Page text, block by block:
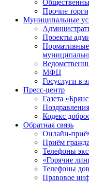
Прочие
Муниципальные
Проекты
Нормативные
МФЦ
Госуслуги в
Пресс-центр
Газета
Кодекс
Обратная связь
Онлайн-
Приём
Телефоны
«Горячие
Телефоны
Правовое